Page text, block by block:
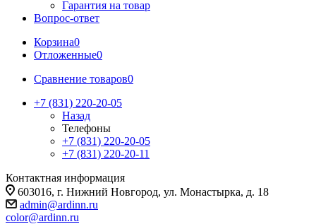
Гарантия на товар
Вопрос-ответ
Корзина0
Отложенные0
Сравнение товаров0
+7 (831) 220-20-05
Назад
Телефоны
+7 (831) 220-20-05
+7 (831) 220-20-11
Контактная информация
603016, г. Нижний Новгород, ул. Монастырка, д. 18
admin@ardinn.ru
color@ardinn.ru